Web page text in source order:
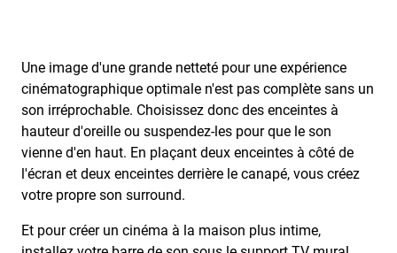
Une image d'une grande netteté pour une expérience
cinématographique optimale n'est pas complète sans un
son irréprochable. Choisissez donc des enceintes à
hauteur d'oreille ou suspendez-les pour que le son
vienne d'en haut. En plaçant deux enceintes à côté de
l'écran et deux enceintes derrière le canapé, vous créez
votre propre son surround.
Et pour créer un cinéma à la maison plus intime,